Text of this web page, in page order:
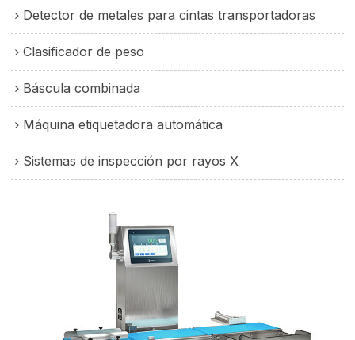
Detector de metales para cintas transportadoras
Clasificador de peso
Báscula combinada
Máquina etiquetadora automática
Sistemas de inspección por rayos X